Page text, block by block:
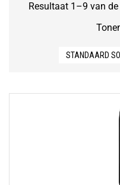
Resultaat 1–9 van